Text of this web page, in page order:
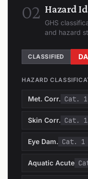
02 Hazard
GHS
and hazard
CLASSIFIED
HAZARD
Met. Corr. Cat. 1
Skin Corr. Cat.
Eye Dam. Cat. 1
Aquatic Acute